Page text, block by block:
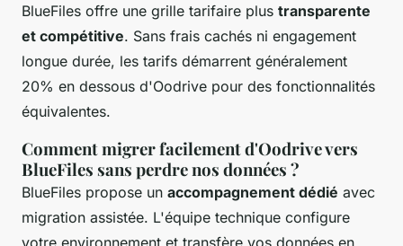
BlueFiles offre une grille tarifaire plus transparente
et compétitive. Sans frais cachés ni engagement
longue durée, les tarifs démarrent généralement
20% en dessous d'Oodrive pour des fonctionnalités
équivalentes.
Comment migrer facilement d'Oodrive vers
BlueFiles sans perdre nos données ?
BlueFiles propose un accompagnement dédié avec
migration assistée. L'équipe technique configure
votre environnement et transfère vos données en